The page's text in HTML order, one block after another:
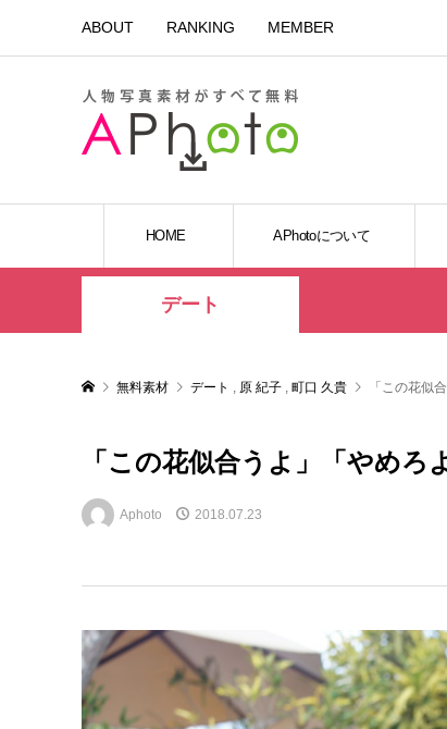
ABOUT RANKING MEMBER
HOME APhotoについて
デート
無料素材 デート , 原 紀子 , 町口 久貴 「この花似
「この花似合うよ」「やめろ
Aphoto 2018.07.23